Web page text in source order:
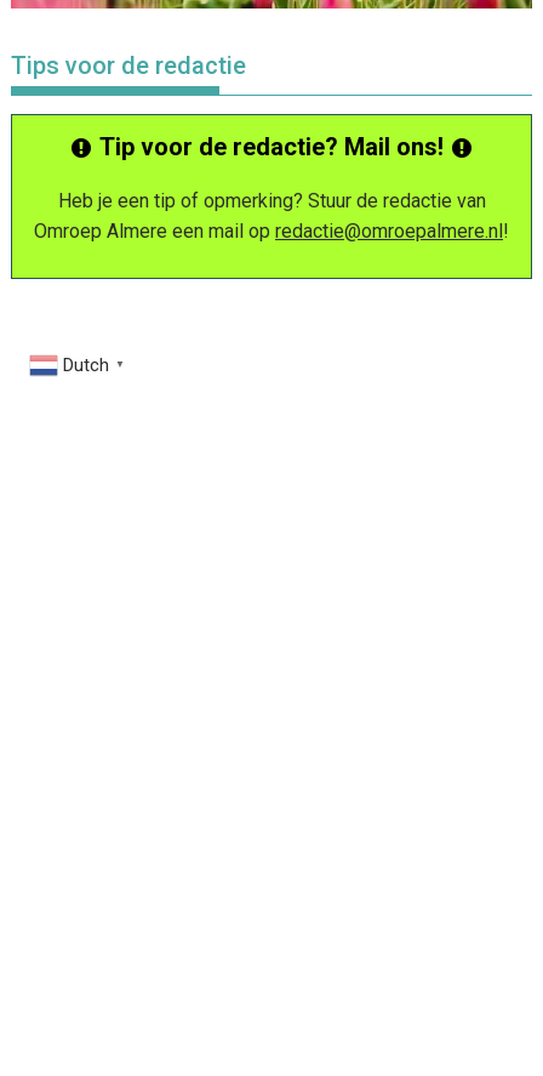
Tips voor de redactie
Tip voor de redactie? Mail ons!
Heb je een tip of opmerking? Stuur de redactie van
Omroep Almere een mail op redactie@omroepalmere.nl!
Dutch ▼